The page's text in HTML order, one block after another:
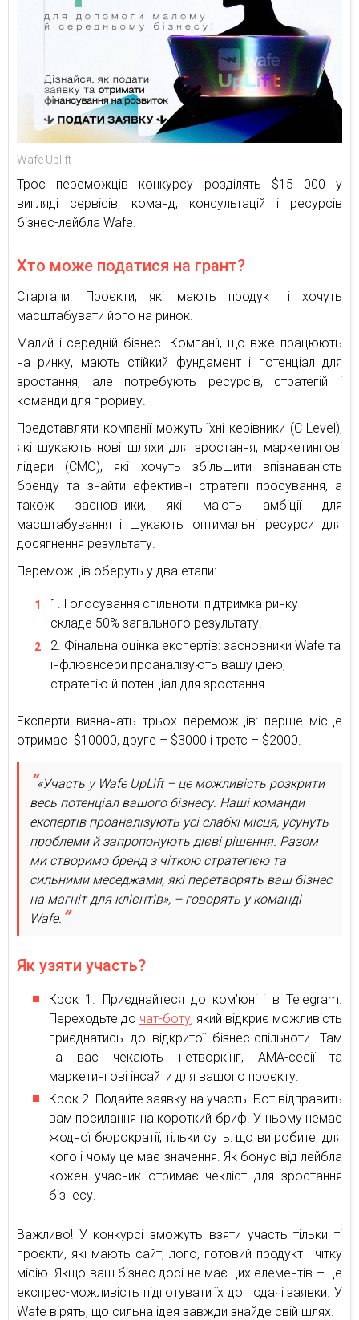
Wafe Uplift
Троє переможців конкурсу розділять $15 000 у
вигляді сервісів, команд, консультацій і ресурсів
бізнес-лейбла Wafe.
Хто може податися на грант?
Стартапи. Проєкти, які мають продукт і хочуть
масштабувати його на ринок.
Малий і середній бізнес. Компанії, що вже працюють
на ринку, мають стійкий фундамент і потенціал для
зростання, але потребують ресурсів, стратегій і
команди для прориву.
Представляти компанії можуть їхні керівники (C-Level),
які шукають нові шляхи для зростання, маркетингові
лідери (СМО), які хочуть збільшити впізнаваність
бренду та знайти ефективні стратегії просування, а
також засновники, які мають амбіції для
масштабування і шукають оптимальні ресурси для
досягнення результату.
Переможців оберуть у два етапи:
Голосування спільноти: підтримка ринку
складе 50% загального результату.
Фінальна оцінка експертів: засновники Wafe та
інфлюєнсери проаналізують вашу ідею,
стратегію й потенціал для зростання.
Експерти визначать трьох переможців: перше місце
отримає $10000, друге – $3000 і третє – $2000.
«Участь у Wafe UpLift – це можливість розкрити
весь потенціал вашого бізнесу. Наші команди
експертів проаналізують усі слабкі місця, усунуть
проблеми й запропонують дієві рішення. Разом
ми створимо бренд з чіткою стратегією та
сильними меседжами, які перетворять ваш бізнес
на магніт для клієнтів», – говорять у команді
Wafe.
Як узяти участь?
Крок 1. Приєднайтеся до ком’юніті в Telegram.
Переходьте до чат-боту, який відкриє можливість
приєднатись до відкритої бізнес-спільноти. Там
на вас чекають нетворкінг, AMA-сесії та
маркетингові інсайти для вашого проєкту.
Крок 2. Подайте заявку на участь. Бот відправить
вам посилання на короткий бриф. У ньому немає
жодної бюрократії, тільки суть: що ви робите, для
кого і чому це має значення. Як бонус від лейбла
кожен учасник отримає чекліст для зростання
бізнесу.
Важливо! У конкурсі зможуть взяти участь тільки ті
проєкти, які мають сайт, лого, готовий продукт і чітку
місію. Якщо ваш бізнес досі не має цих елементів – це
експрес-можливість підготувати їх до подачі заявки. У
Wafe вірять, що сильна ідея завжди знайде свій шлях.